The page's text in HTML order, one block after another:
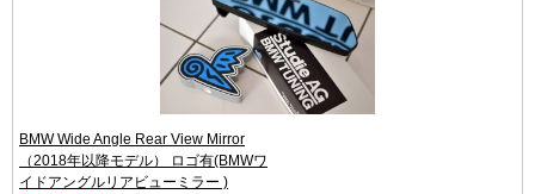
BMW Wide Angle Rear View Mirror
（2018年以降モデル） ロゴ有(BMWワ
イドアングルリアビューミラー )